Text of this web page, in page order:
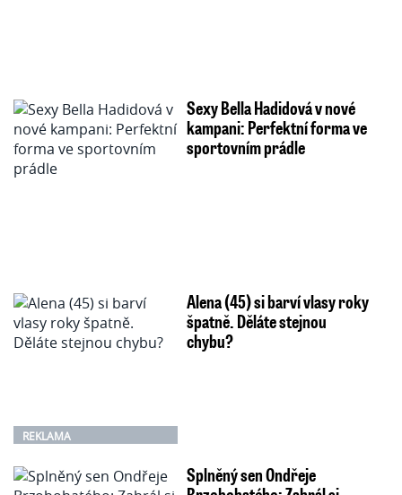
Sexy Bella Hadidová v nové
kampani: Perfektní forma ve
sportovním prádle
REKLAMA
Alena (45) si barví vlasy roky
špatně. Děláte stejnou
chybu?
Splněný sen Ondřeje